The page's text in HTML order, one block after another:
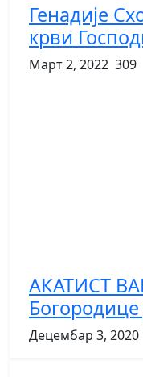
Генадије
крви
Март 2, 2022 309
АКАТИСТ
Децембар 3, 2020